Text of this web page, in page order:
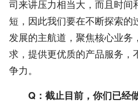
司来讲压力相当大，而且时间
短，因此我们要在不断探索的
发展的主航道，聚焦核心业务
求，提供更优质的产品服务，
争力。
Q：截止目前，你们已经